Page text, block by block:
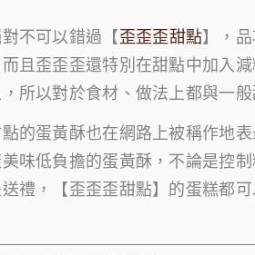
不可以錯過【歪歪歪甜點】，
且歪歪歪還特別在甜點中加入
所以對於食材、做法上都與一般
的蛋黃酥也在網路上被稱作地
味低負擔的蛋黃酥，不論是控
禮，【歪歪歪甜點】的蛋糕都